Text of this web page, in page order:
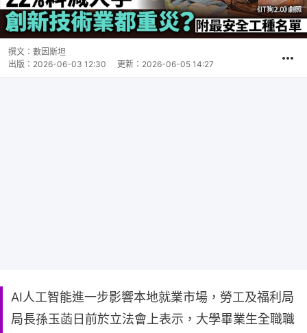
撰文： 數因斯坦
出版： 2026-06-03 12:30 更新： 2026-06-05 14:27
AI人工智能進一步影響本地就業市場，勞工及福利局
局長孫玉菡日前於立法會上表示，大學畢業生全職職